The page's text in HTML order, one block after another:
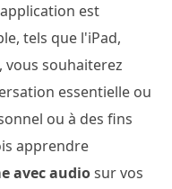
est
tels que l'iPad,
vous souhaiterez
essentielle ou
ou à des fins
apprendre
avec audiosur vos